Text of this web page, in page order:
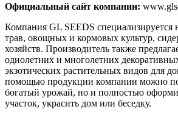
Официальный сайт компании:
Компания GL SEEDS специализируется
трав, овощных и кормовых культур,
хозяйств. Производитель также
однолетних и многолетних
экзотических растительных видов для
помощью продукции компании можно
богатый урожай, но и полностью
участок, украсить дом или беседку.